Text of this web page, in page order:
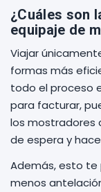
¿Cuáles son
equipaje de
Viajar
formas más
todo el proceso
para facturar,
los mostradores
de espera y
Además, esto te
menos